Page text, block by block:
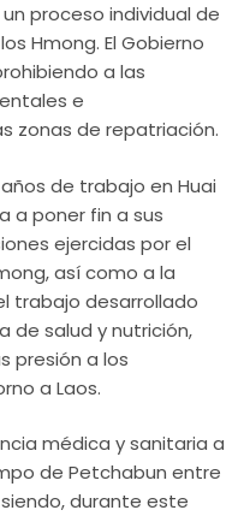
proceso individual de
Hmong. El Gobierno
a las
e
zonas de repatriación.
de trabajo en Huai
a poner fin a sus
ejercidas por el
así como a la
trabajo desarrollado
de salud y nutrición,
presión a los
a Laos.
médica y sanitaria a
de Petchabun entre
durante este